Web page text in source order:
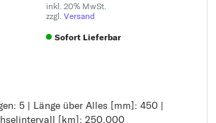
inkl. 20% MwSt.
zzgl. Versand
Sofort Lieferbar
5 | Länge über Alles [mm]: 450 |
[km]: 250.000
5
450